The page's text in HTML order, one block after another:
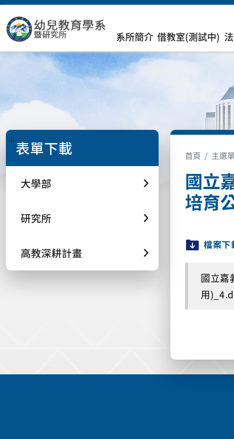
系所簡介 借教室(測試中)
::: 表單下載
大學部
研究所
高教深耕計畫
首頁 主選單
國立
培育
檔案下
國立嘉
用